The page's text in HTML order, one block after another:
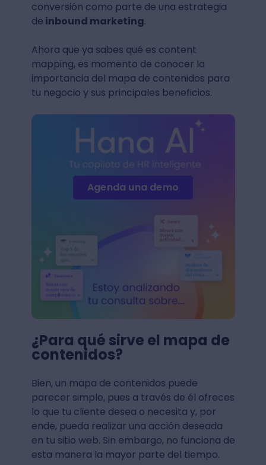
conversión como parte de una estrategia
de inbound marketing.
Ahora que ya sabes qué es content
mapping, es momento de conocer la
importancia del mapa de contenidos para
tu negocio y sus principales beneficios.
Agenda una demo
¿Para qué sirve el mapa de
contenidos?
Bien, un mapa de contenidos puede
parecer simple, pues a través de él ofreces
lo que tu cliente desea o necesita y, por
ende, pueda realizar una acción deseada
en tu sitio web. Sin embargo, no funciona de
esta manera la mayor parte del tiempo.